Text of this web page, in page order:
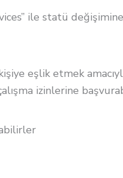
ile statü
eşlik etmek
izinlerine